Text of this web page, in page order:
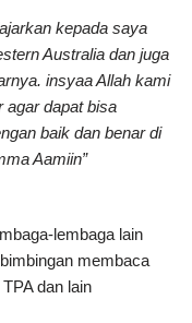
kepada saya
Australia dan juga
insyaa Allah kami
agar dapat bisa
baik dan benar di
Aamiin”
lembaga lain
membaca
dan lain